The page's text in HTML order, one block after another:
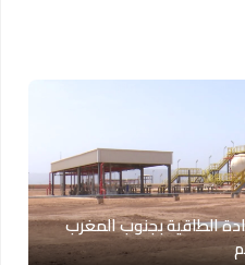
الطاقية بجنوب المغرب